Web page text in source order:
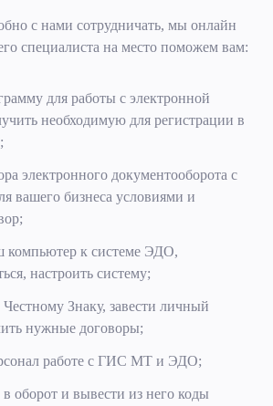
с нами сотрудничать, мы онлайн
специалиста на место поможем вам:
для работы с электронной
необходимую для регистрации в
электронного документооборота с
вашего бизнеса условиями и
компьютер к системе ЭДО,
настроить систему;
Знаку, завести личный
нужные договоры;
работе с ГИС МТ и ЭДО;
в оборот и вывести из него коды